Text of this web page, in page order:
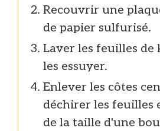
Recouvrir une
de papier sulfurisé.
Laver les feuilles de
les essuyer.
Enlever les côtes
déchirer les feuilles
de la taille d'une